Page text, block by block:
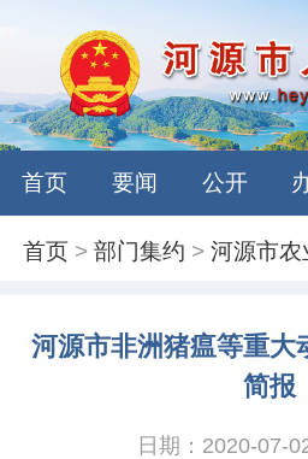
首页 要闻 公开
首页 >部门集约 >河源市农
河源市非洲猪瘟等重大
简报
日期：2020-07-